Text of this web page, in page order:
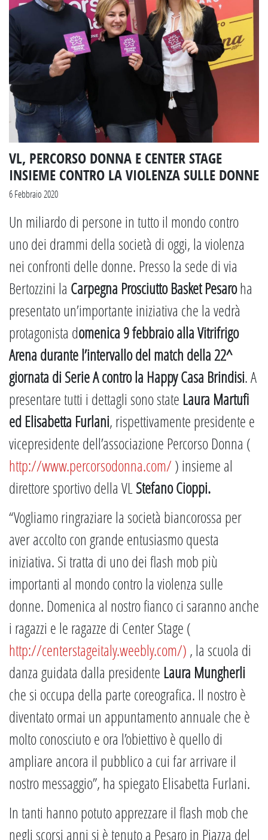
VL, PERCORSO DONNA E CENTER STAGE
INSIEME CONTRO LA VIOLENZA SULLE DONNE
6 Febbraio 2020
Un miliardo di persone in tutto il mondo contro
uno dei drammi della società di oggi, la violenza
nei confronti delle donne. Presso la sede di via
Bertozzini la Carpegna Prosciutto Basket Pesaroha
presentato un’importante iniziativa che la vedrà
protagonista domenica 9 febbraio alla Vitrifrigo
Arena durante l’intervallo del match della 22^
giornata di Serie A contro la Happy Casa Brindisi. A
presentare tutti i dettagli sono state Laura Martufi
ed Elisabetta Furlani, rispettivamente presidente e
vicepresidente dell’associazione Percorso Donna (
http://www.percorsodonna.com/ ) insieme al
direttore sportivo della VLStefano Cioppi.
“Vogliamo ringraziare la società biancorossa per
aver accolto con grande entusiasmo questa
iniziativa. Si tratta di uno dei flash mob più
importanti al mondo contro la violenza sulle
donne. Domenica al nostro fianco ci saranno anche
i ragazzi e le ragazze di Center Stage (
http://centerstageitaly.weebly.com/) , la scuola di
danza guidata dalla presidente Laura Mungherli
che si occupa della parte coreografica. Il nostro è
diventato ormai un appuntamento annuale che è
molto conosciuto e ora l’obiettivo è quello di
ampliare ancora il pubblico a cui far arrivare il
nostro messaggio”, ha spiegato Elisabetta Furlani.
In tanti hanno potuto apprezzare il flash mob che
negli scorsi anni si è tenuto a Pesaro in Piazza del